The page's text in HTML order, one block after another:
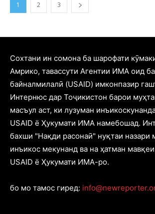
1 2 3
Cохтани ин сомона ба шарофати
Амрико, тавассути Агентии ИМА оид
байналмилалӣ (USAID) имконпазир
Интернюс дар Тоҷикистон барои
масъул аст, ки лузуман
USAID ё Ҳукумати ИМА намебошад.
бахши "Нақди расонаӣ" нуқтаи назари
инъикос мекунанд ва на ҳатман
USAID ё Ҳукумати ИМА-ро.
бо мо тамос гиред: